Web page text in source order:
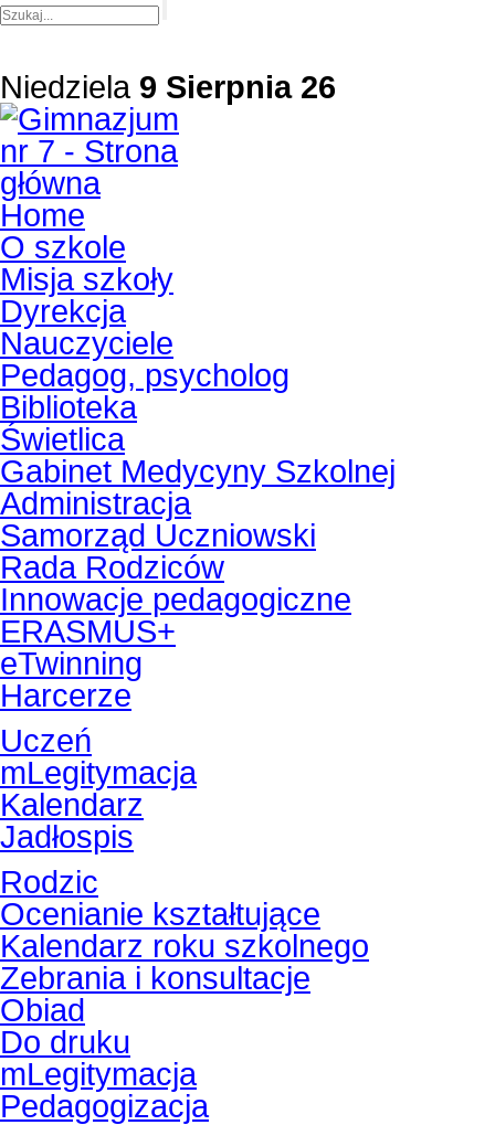
Niedziela 9 Sierpnia 26
Home
O szkole
Misja szkoły
Dyrekcja
Nauczyciele
Pedagog, psycholog
Biblioteka
Świetlica
Gabinet Medycyny Szkolnej
Administracja
Samorząd Uczniowski
Rada Rodziców
Innowacje pedagogiczne
ERASMUS+
eTwinning
Harcerze
Uczeń
mLegitymacja
Kalendarz
Jadłospis
Rodzic
Ocenianie kształtujące
Kalendarz roku szkolnego
Zebrania i konsultacje
Obiad
Do druku
mLegitymacja
Pedagogizacja